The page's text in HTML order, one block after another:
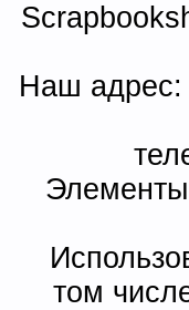
Наш адрес:
Элементы
том